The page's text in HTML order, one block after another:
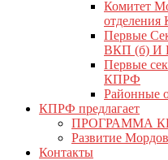
Комитет
Первые
ВКП (б) И
Первые
КПРФ
Районные
КПРФ предлагает
ПРОГРАММА
Развитие
Контакты